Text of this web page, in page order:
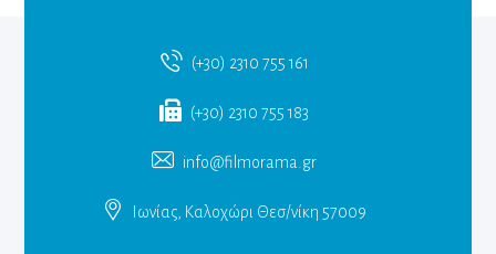
(+30) 2310 755 161
(+30) 2310 755 183
info@filmorama.gr
Ιωνίας, Καλοχώρι Θεσ/νίκη 57009